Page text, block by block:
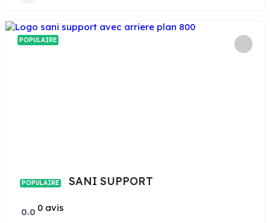
POPULAIRE
POPULAIRE SANI SUPPORT
0.0 0 avis